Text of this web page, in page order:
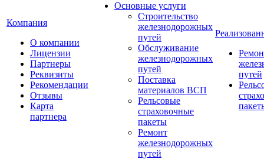
Компания
О компании
Лицензии
Партнеры
Реквизиты
Рекомендации
Отзывы
Карта
партнера
Основные услуги
Строительство
железнодорожных
путей
Обслуживание
железнодорожных
путей
Поставка
материалов ВСП
Рельсовые
страховочные
пакеты
Ремонт
железнодорожных
путей
путей